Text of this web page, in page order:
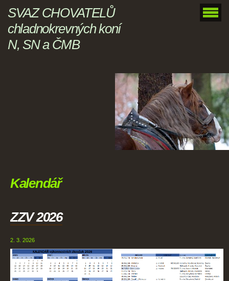
SVAZ CHOVATELŮ
chladnokrevných koní
N, SN a ČMB
Kalendář
ZZV 2026
2. 3. 2026